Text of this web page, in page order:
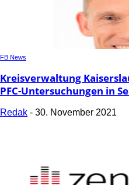
FB News
Kreisverwaltung
PFC-Untersuchungen in
Redak - 30. November 2021